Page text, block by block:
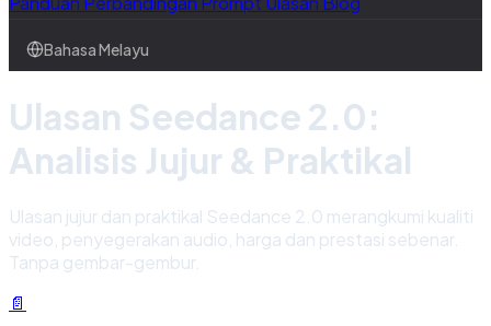
Bahasa Melayu
Ulasan Seedance 2.0:
Analisis Jujur & Praktikal
Ulasan jujur dan praktikal Seedance 2.0 merangkumi kualiti
video, penyegerakan audio, harga dan prestasi sebenar.
Tanpa gembar-gembur.
📄